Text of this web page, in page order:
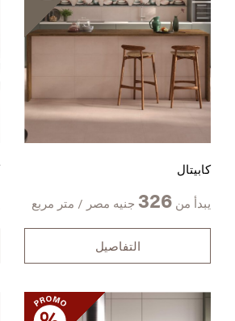
كابيتال
يبدأ من 326 جنيه مصر / متر مربع
التفاصيل